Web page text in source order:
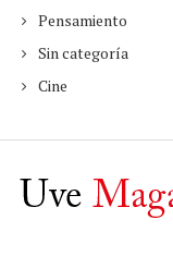
Pensamiento
Sin categoría
Cine